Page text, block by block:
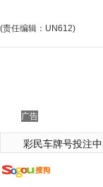
(责任编辑：UN612)
广告
彩民车牌号投注